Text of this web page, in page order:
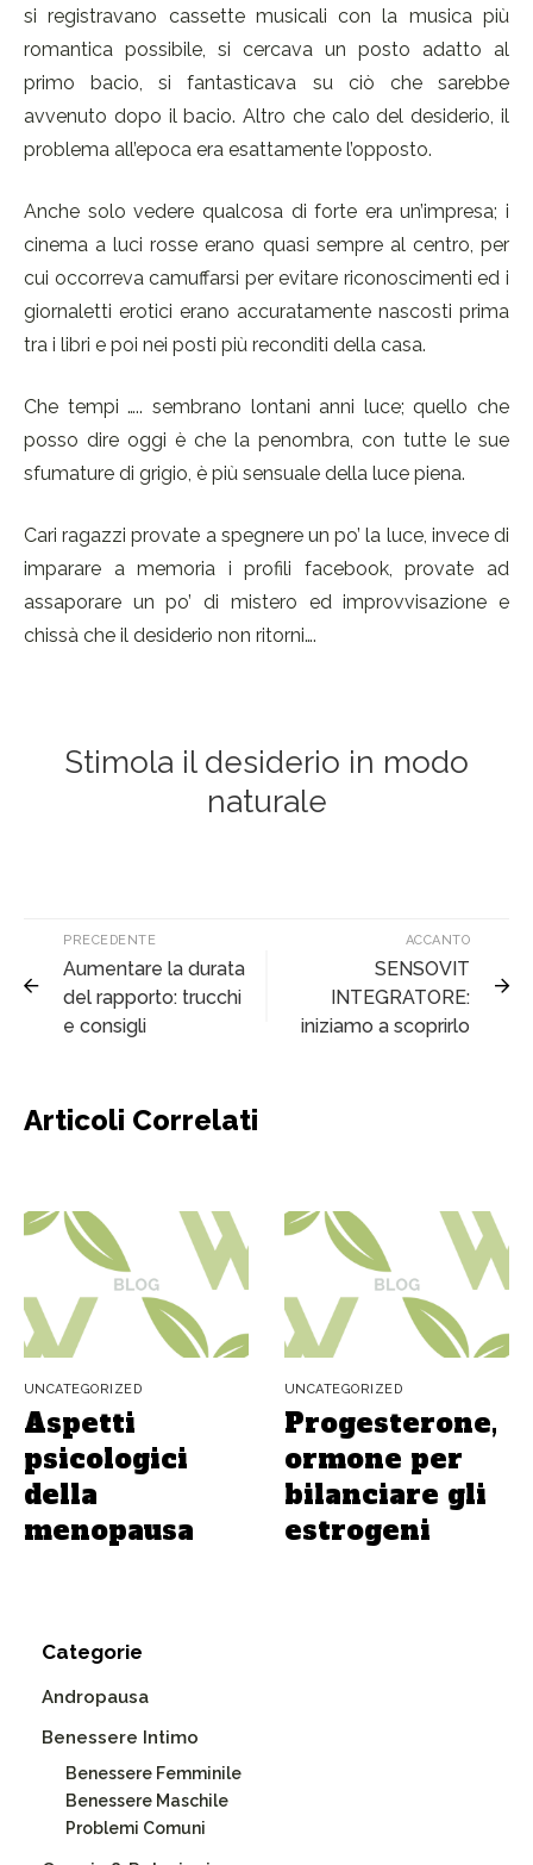
si registravano cassette musicali con la musica più
romantica possibile, si cercava un posto adatto al
primo bacio, si fantasticava su ciò che sarebbe
avvenuto dopo il bacio. Altro che calo del desiderio, il
problema all’epoca era esattamente l’opposto.
Anche solo vedere qualcosa di forte era un’impresa; i
cinema a luci rosse erano quasi sempre al centro, per
cui occorreva camuffarsi per evitare riconoscimenti ed i
giornaletti erotici erano accuratamente nascosti prima
tra i libri e poi nei posti più reconditi della casa.
Che tempi ….. sembrano lontani anni luce; quello che
posso dire oggi è che la penombra, con tutte le sue
sfumature di grigio, è più sensuale della luce piena.
Cari ragazzi provate a spegnere un po’ la luce, invece di
imparare a memoria i profili facebook, provate ad
assaporare un po’ di mistero ed improvvisazione e
chissà che il desiderio non ritorni….
Stimola il desiderio in modo
naturale
PRECEDENTE
Aumentare la durata
del rapporto: trucchi
e consigli
ACCANTO
SENSOVIT
INTEGRATORE:
iniziamo a scoprirlo
Articoli Correlati
UNCATEGORIZED
Aspetti
psicologici
della
menopausa
UNCATEGORIZED
Progesterone,
ormone per
bilanciare gli
estrogeni
Categorie
Andropausa
Benessere Intimo
Benessere Femminile
Benessere Maschile
Problemi Comuni